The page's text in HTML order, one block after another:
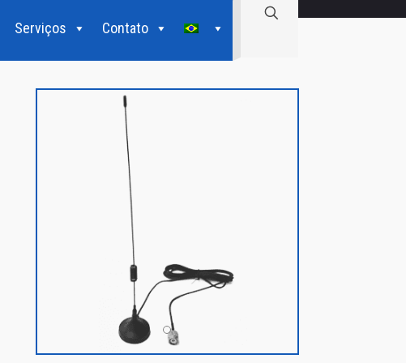
Serviços Contato